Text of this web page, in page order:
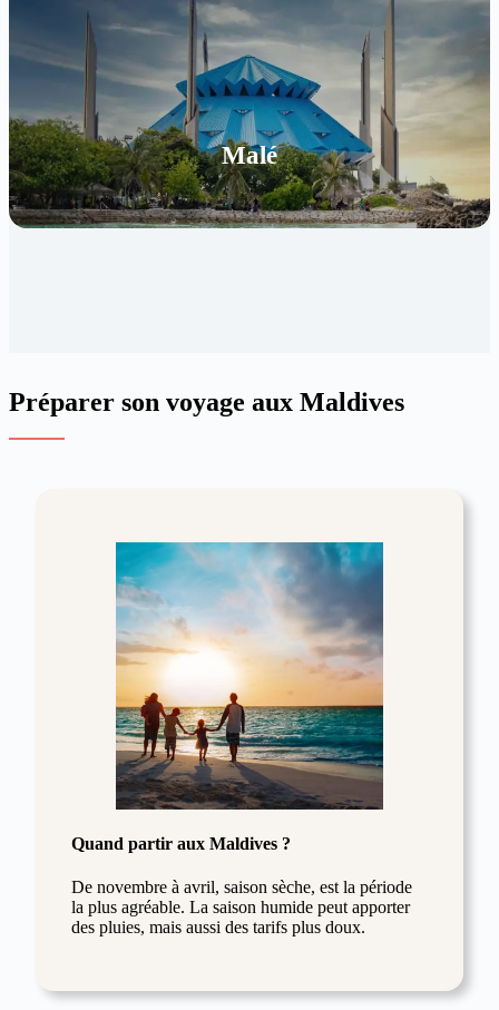
Malé
Préparer son voyage aux Maldives
Quand partir aux Maldives ?
De novembre à avril, saison sèche, est la période
la plus agréable. La saison humide peut apporter
des pluies, mais aussi des tarifs plus doux.